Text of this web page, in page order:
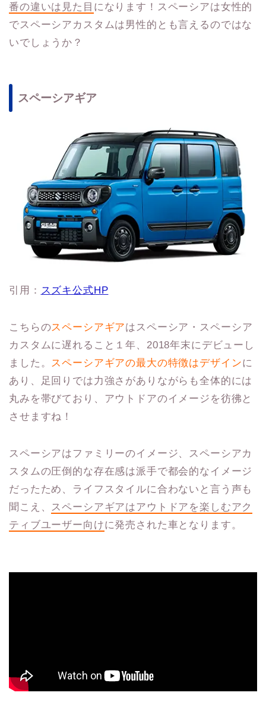
番の違いは見た目 になります！スペーシアは女性的
でスペーシアカスタムは男性的とも言えるのではな
いでしょうか？
スペーシアギア
引用： スズキ公式HP
こちらのスペーシアギアはスペーシア・スペーシア
カスタムに遅れること１年、2018年末にデビューし
ました。 スペーシアギアの最大の特徴はデザインに
あり、足回りでは力強さがありながらも全体的には
丸みを帯びており、アウトドアのイメージを彷彿と
させますね！
スペーシアはファミリーのイメージ、スペーシアカ
スタムの圧倒的な存在感は派手で都会的なイメージ
だったため、ライフスタイルに合わないと言う声も
聞こえ、 スペーシアギアはアウトドアを楽しむアク
ティブユーザー向けに発売された車となります。